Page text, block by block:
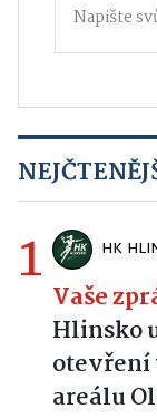
1 HK
Vaše
Hlinsko
otevření
areálu